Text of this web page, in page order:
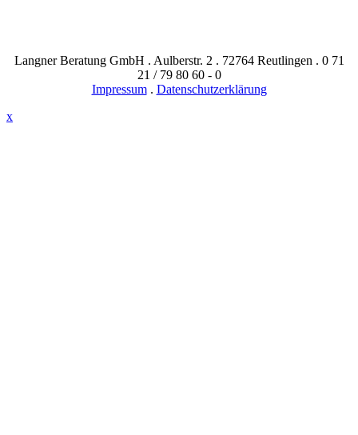
Langner Beratung GmbH . Aulberstr. 2 . 72764 Reutlingen . 0 71
21 / 79 80 60 - 0
Impressum. Datenschutzerklärung
x